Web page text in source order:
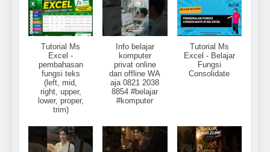
Tutorial Ms
Excel -
pembahasan
fungsi teks
(left, mid,
right, upper,
lower, proper,
trim)
Info belajar
komputer
privat online
dan offline WA
aja 0821 2038
8854 #belajar
#komputer
Tutorial Ms
Excel - Belajar
Fungsi
Consolidate